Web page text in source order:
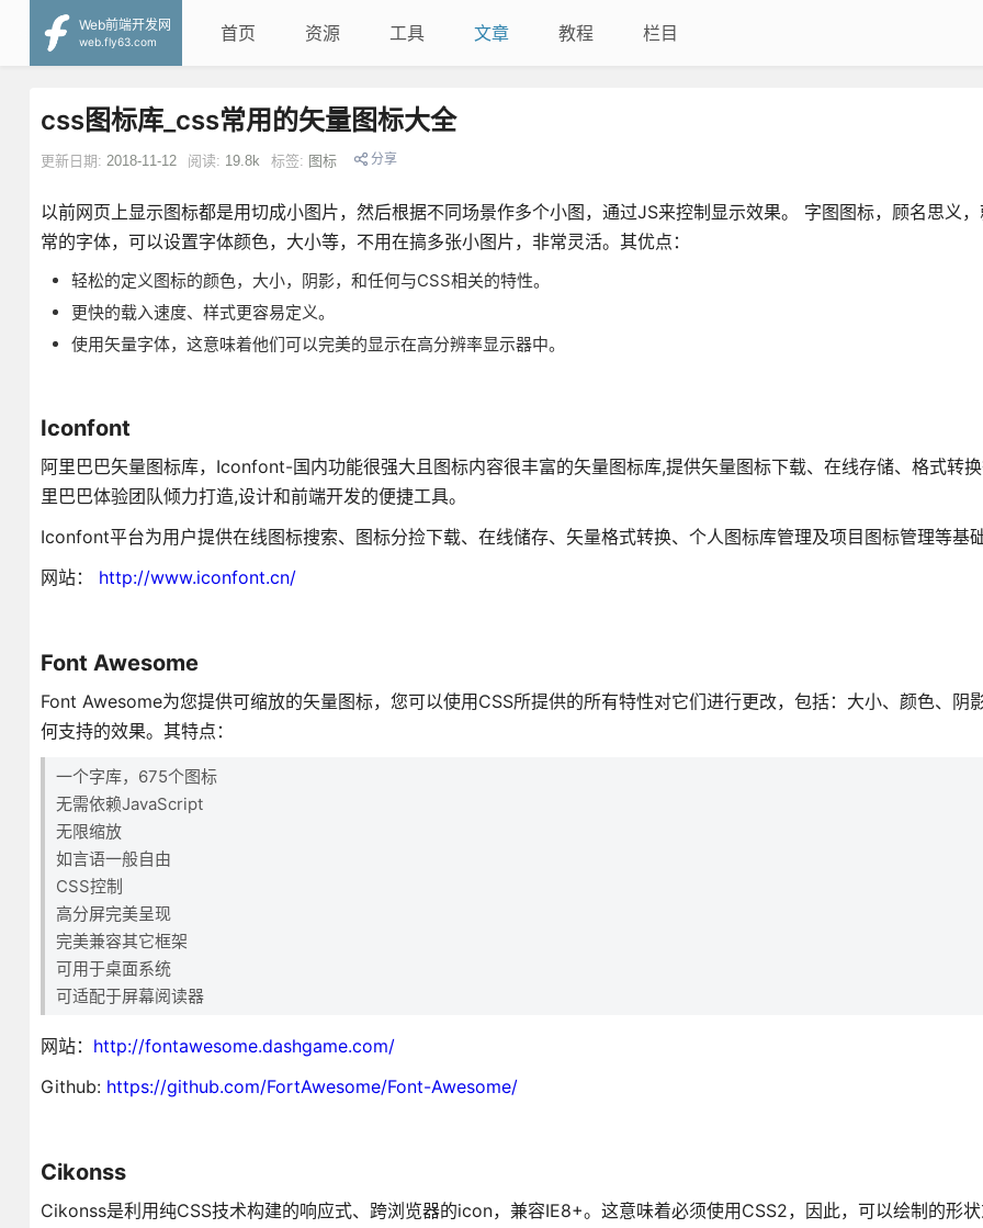
Web前端开发网
web.fly63.com
首页 资源 工具 文章 教程 栏目
css图标库_css常用的矢量图标大全
更新日期: 2018-11-12 阅读: 19.8k 标签: 图标 分享
以前网页上显示图标都是用切成小图片，然后根据不同场景作多个小图，通过JS来控制显示效果。 字图图标，顾名思义
常的字体，可以设置字体颜色，大小等，不用在搞多张小图片，非常灵活。其优点：
轻松的定义图标的颜色，大小，阴影，和任何与CSS相关的特性。
更快的载入速度、样式更容易定义。
使用矢量字体，这意味着他们可以完美的显示在高分辨率显示器中。
Iconfont
阿里巴巴矢量图标库，Iconfont-国内功能很强大且图标内容很丰富的矢量图标库,提供矢量图标下载、在线存储、格式转
里巴巴体验团队倾力打造,设计和前端开发的便捷工具。
Iconfont平台为用户提供在线图标搜索、图标分捡下载、在线储存、矢量格式转换、个人图标库管理及项目图标管理等基
网站： http://www.iconfont.cn/
Font Awesome
Font Awesome为您提供可缩放的矢量图标，您可以使用CSS所提供的所有特性对它们进行更改，包括：大小、颜色、阴
何支持的效果。其特点：
一个字库，675个图标
无需依赖JavaScript
无限缩放
如言语一般自由
CSS控制
高分屏完美呈现
完美兼容其它框架
可用于桌面系统
可适配于屏幕阅读器
网站： http://fontawesome.dashgame.com/
Github: https://github.com/FortAwesome/Font-Awesome/
Cikonss
Cikonss是利用纯CSS技术构建的响应式、跨浏览器的icon，兼容IE8+。这意味着必须使用CSS2，因此，可以绘制的形